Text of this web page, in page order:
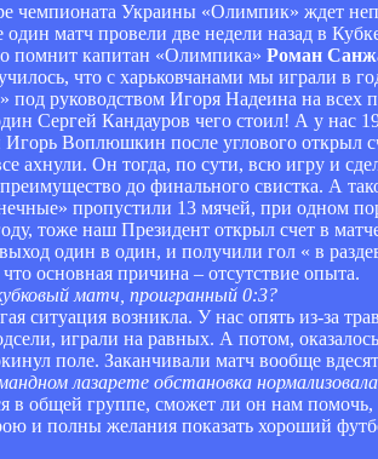
чемпионата Украины «Олимпик» ждет
один матч провели две недели назад в
помнит капитан «Олимпика» Роман
что с харьковчанами мы играли в
под руководством Игоря Надеина на
Сергей Кандауров чего стоил! А у нас
Воплюшкин после углового открыл
ахнули. Он тогда, по сути, всю игру и
до финального свистка. А
пропустили 13 мячей, при одном
тоже наш Президент открыл счет в
один в один, и получили гол « в
основная причина – отсутствие опыта.
матч, проигранный 0:3?
ситуация возникла. У нас опять из-за
играли на равных. А потом,
поле. Заканчивали матч вообще
лазарете обстановка
в общей группе, сможет ли он нам
и полны желания показать хороший